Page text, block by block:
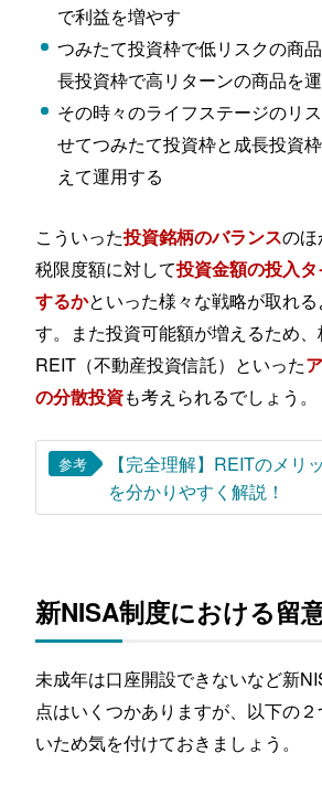
で利益を増やす
つみたて投資枠で低リスクの商
長投資枠で高リターンの商品を
その時々のライフステージのリ
せてつみたて投資枠と成長投資
えて運用する
こういった投資銘柄のバランスの
税限度額に対して投資金額の投入
するかといった様々な戦略が取れる
す。また投資可能額が増えるため、
REIT（不動産投資信託）といった
の分散投資も考えられるでしょう。
参考
【完全理解】REITのメリ
を分かりやすく解説！
新NISA制度における留
未成年は口座開設できないなど新
点はいくつかありますが、以下の２
いため気を付けておきましょう。